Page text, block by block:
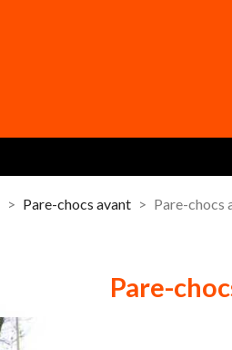
Pare-chocs avant Pare-chocs
Pare-